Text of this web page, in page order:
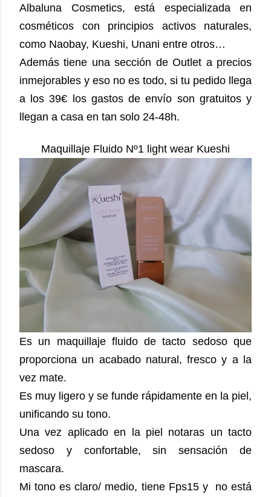
Albaluna Cosmetics, está especializada en
cosméticos con principios activos naturales,
como Naobay, Kueshi, Unani entre otros…
Además tiene una sección de Outlet a precios
inmejorables y eso no es todo, si tu pedido llega
a los 39€ los gastos de envío son gratuitos y
llegan a casa en tan solo 24-48h.
Maquillaje Fluido Nº1 light wear Kueshi
Es un maquillaje fluido de tacto sedoso que
proporciona un acabado natural, fresco y a la
vez mate.
Es muy ligero y se funde rápidamente en la piel,
unificando su tono.
Una vez aplicado en la piel notaras un tacto
sedoso y confortable, sin sensación de
mascara.
Mi tono es claro/ medio, tiene Fps15 y no está